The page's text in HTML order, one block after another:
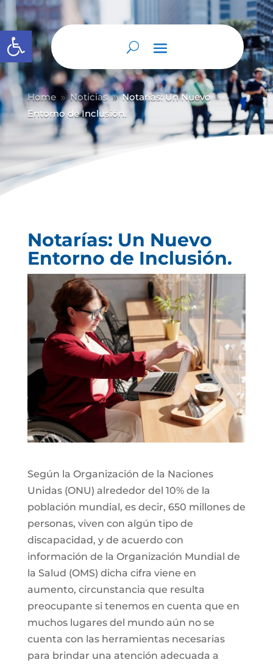
Abrir barra de herramientas
Home 9 Noticias 9 Notarías: Un Nuevo
Entorno de Inclusión.
Notarías: Un Nuevo
Entorno de Inclusión.
Según la Organización de la Naciones
Unidas (ONU) alrededor del 10% de la
población mundial, es decir, 650 millones de
personas, viven con algún tipo de
discapacidad, y de acuerdo con
información de la Organización Mundial de
la Salud (OMS) dicha cifra viene en
aumento, circunstancia que resulta
preocupante si tenemos en cuenta que en
muchos lugares del mundo aún no se
cuenta con las herramientas necesarias
para brindar una atención adecuada a